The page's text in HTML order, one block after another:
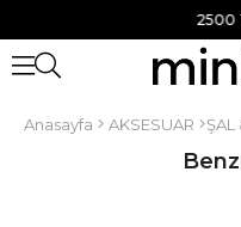
2500 TL
Anasayfa AKSESUAR ŞAL